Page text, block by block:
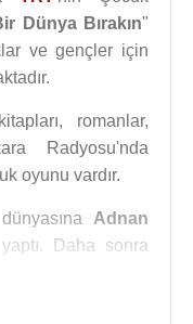
Dünya Bırakın"
ve gençler için
romanlar,
Radyosu'nda
oyunu vardır.
Adnan
Daha sonra
ve öykü kitabı